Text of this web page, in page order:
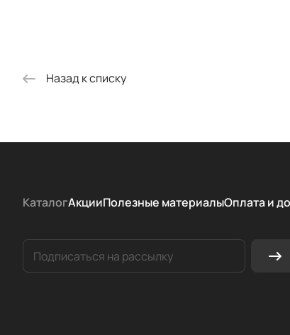
Назад к списку
КаталогАкцииПолезные материалыОплата и